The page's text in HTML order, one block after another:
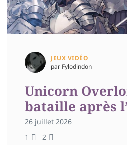
JEUX VIDÉO
par Fylodindon
Unicorn
bataille après
26 juillet 2026
1
2